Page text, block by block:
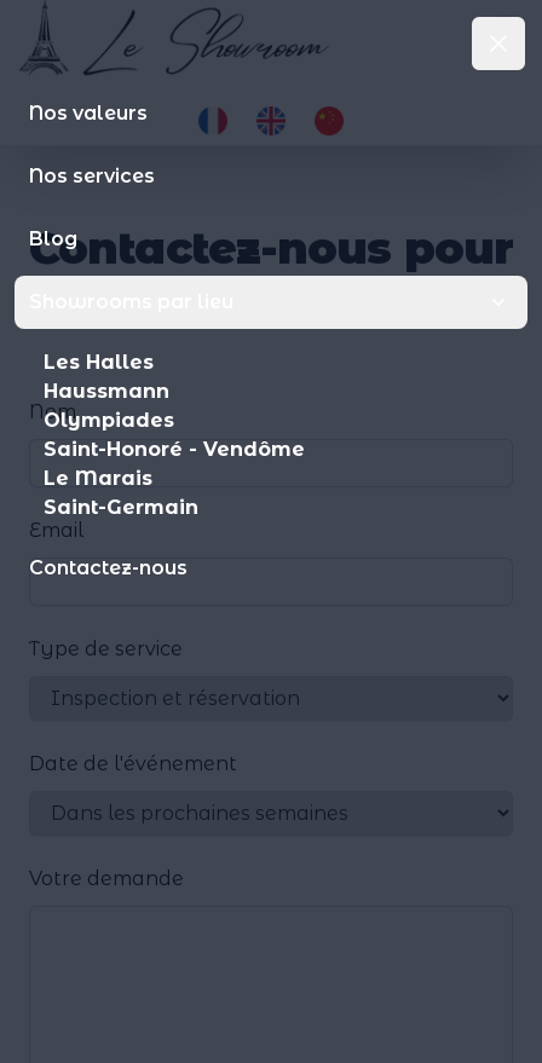
Le Showroom
le-showroom.fr
Nos valeurs
Nos services
Blog
Les Halles
Haussmann
Olympiades
Saint-Honoré - Vendôme
Le Marais
Saint-Germain
Contactez-nous
Contactez-nous pour
Nom
Email
Type de service
Date de l'événement
Votre demande